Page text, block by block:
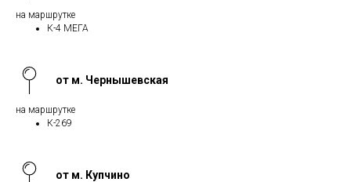
на маршрутке
К-4 МЕГА
от м. Чернышевская
на маршрутке
К-269
от м. Купчино